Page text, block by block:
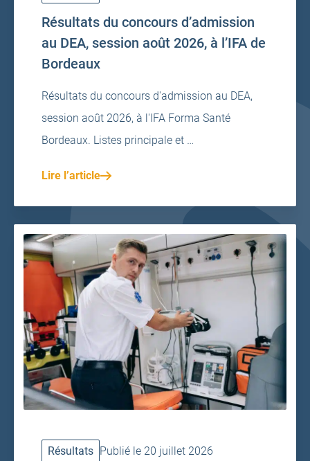
Résultats du concours d’admission
au DEA, session août 2026, à l’IFA de
Bordeaux
Résultats du concours d'admission au DEA,
session août 2026, à l'IFA Forma Santé
Bordeaux. Listes principale et …
Lire l’article
Résultats Publié le 20 juillet 2026